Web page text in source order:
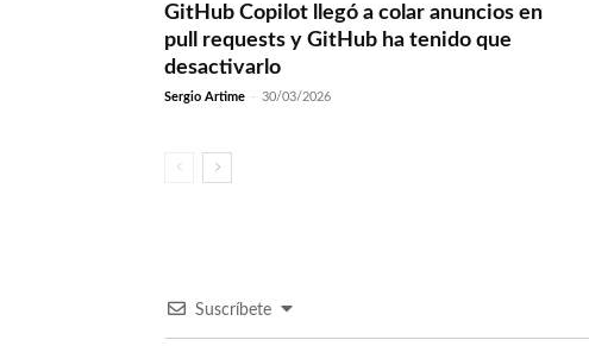
GitHub Copilot llegó a colar anuncios en
pull requests y GitHub ha tenido que
desactivarlo
Sergio Artime - 30/03/2026
Suscríbete